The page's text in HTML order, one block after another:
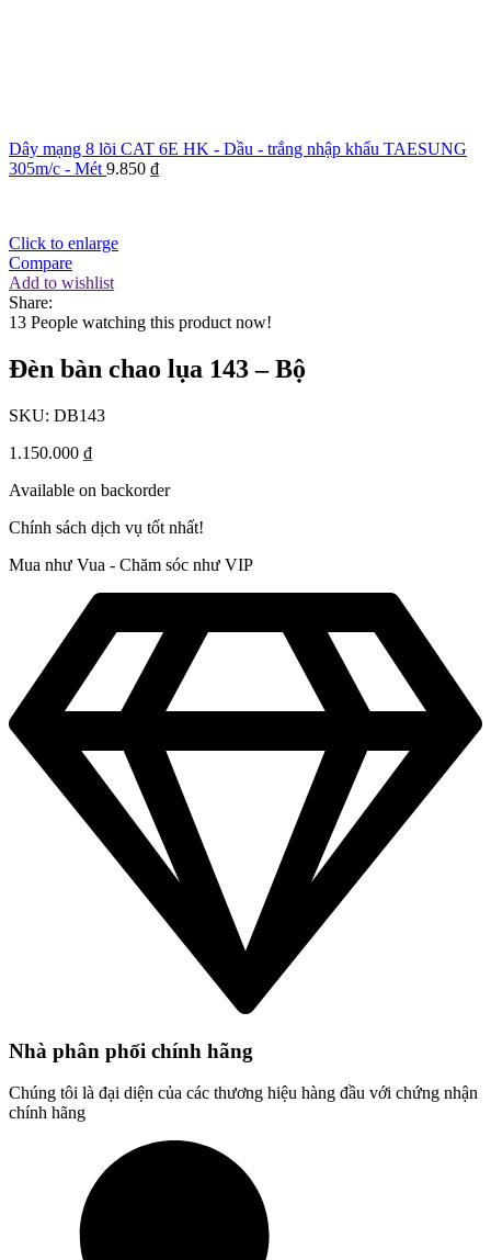
Dây mạng 8 lõi CAT 6E HK - Dầu - trắng nhập khẩu TAESUNG
305m/c - Mét 9.850 ₫
Click to enlarge
Compare
Add to wishlist
Share:
13 People watching this product now!
Đèn bàn chao lụa 143 – Bộ
SKU: DB143
1.150.000 ₫
Available on backorder
Chính sách dịch vụ tốt nhất!
Mua như Vua - Chăm sóc như VIP
Nhà phân phối chính hãng
Chúng tôi là đại diện của các thương hiệu hàng đầu với chứng nhận
chính hãng